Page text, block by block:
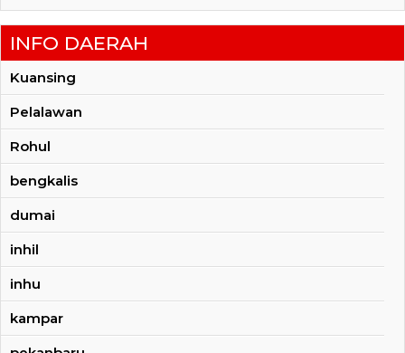
INFO DAERAH
Kuansing
Pelalawan
Rohul
bengkalis
dumai
inhil
inhu
kampar